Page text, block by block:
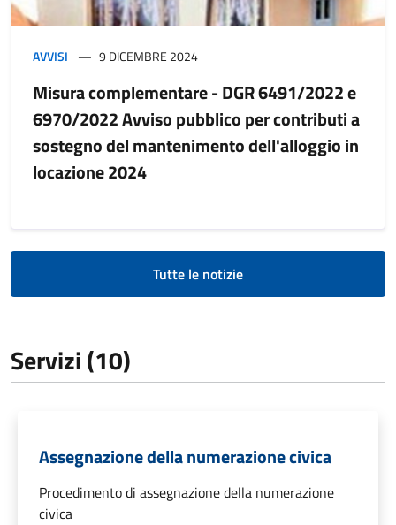
AVVISI 9 DICEMBRE 2024
Misura complementare - DGR 6491/2022 e
6970/2022 Avviso pubblico per contributi a
sostegno del mantenimento dell'alloggio in
locazione 2024
Tutte le notizie
Servizi (10)
Assegnazione della numerazione civica
Procedimento di assegnazione della numerazione
civica